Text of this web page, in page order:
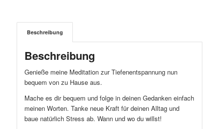
Beschreibung
Beschreibung
Genieße meine Meditation zur Tiefenentspannung nun
bequem von zu Hause aus.
Mache es dir bequem und folge in deinen Gedanken einfach
meinen Worten. Tanke neue Kraft für deinen Alltag und
baue natürlich Stress ab. Wann und wo du willst!